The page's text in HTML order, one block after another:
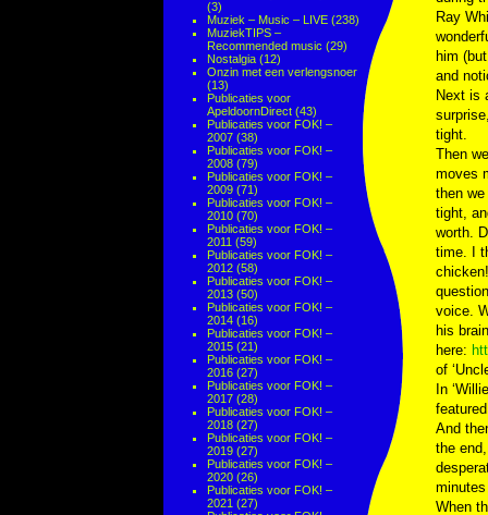
(3)
Muziek – Music – LIVE (238)
MuziekTIPS –
Recommended music (29)
Nostalgia (12)
Onzin met een verlengsnoer
(13)
Publicaties voor
ApeldoornDirect (43)
Publicaties voor FOK! –
2007 (38)
Publicaties voor FOK! –
2008 (79)
Publicaties voor FOK! –
2009 (71)
Publicaties voor FOK! –
2010 (70)
Publicaties voor FOK! –
2011 (59)
Publicaties voor FOK! –
2012 (58)
Publicaties voor FOK! –
2013 (50)
Publicaties voor FOK! –
2014 (16)
Publicaties voor FOK! –
2015 (21)
Publicaties voor FOK! –
2016 (27)
Publicaties voor FOK! –
2017 (28)
Publicaties voor FOK! –
2018 (27)
Publicaties voor FOK! –
2019 (27)
Publicaties voor FOK! –
2020 (26)
Publicaties voor FOK! –
2021 (27)
Ray
him
and
Next is
tight.
Then
moves
then
tight,
worth.
time. I
voice.
his
here:
of
In
And
the
When